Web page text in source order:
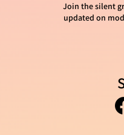
Join the silent
updated on